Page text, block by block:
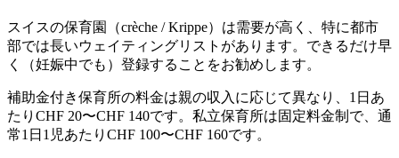
スイスの保育園（crèche / Krippe）は需要が高く、特に都市
部では長いウェイティングリストがあります。できるだけ早
く（妊娠中でも）登録することをお勧めします。
補助金付き保育所の料金は親の収入に応じて異なり、1日あ
たりCHF 20〜CHF 140です。私立保育所は固定料金制で、通
常1日1児あたりCHF 100〜CHF 160です。